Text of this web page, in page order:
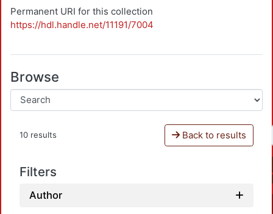
Permanent URI for this collection
https://hdl.handle.net/11191/7004
Browse
10 results Back to results
Filters
Author